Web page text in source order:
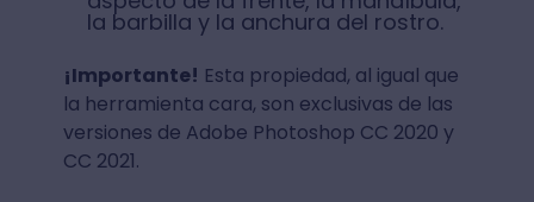
la barbilla y la anchura del rostro.
¡Importante! Esta propiedad, al igual que
la herramienta cara, son exclusivas de las
versiones de Adobe Photoshop CC 2020 y
CC 2021.